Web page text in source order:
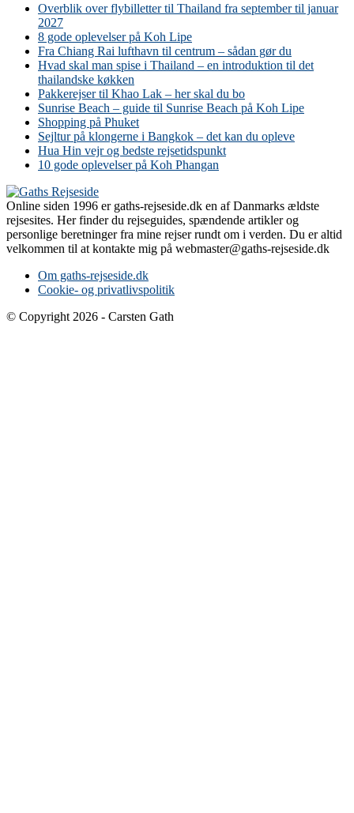
Overblik over flybilletter til Thailand fra september til januar
2027
8 gode oplevelser på Koh Lipe
Fra Chiang Rai lufthavn til centrum – sådan gør du
Hvad skal man spise i Thailand – en introduktion til det
thailandske køkken
Pakkerejser til Khao Lak – her skal du bo
Sunrise Beach – guide til Sunrise Beach på Koh Lipe
Shopping på Phuket
Sejltur på klongerne i Bangkok – det kan du opleve
Hua Hin vejr og bedste rejsetidspunkt
10 gode oplevelser på Koh Phangan
Online siden 1996 er gaths-rejseside.dk en af Danmarks ældste
rejsesites. Her finder du rejseguides, spændende artikler og
personlige beretninger fra mine rejser rundt om i verden. Du er altid
velkommen til at kontakte mig på webmaster@gaths-rejseside.dk
Om gaths-rejseside.dk
Cookie- og privatlivspolitik
© Copyright 2026 - Carsten Gath